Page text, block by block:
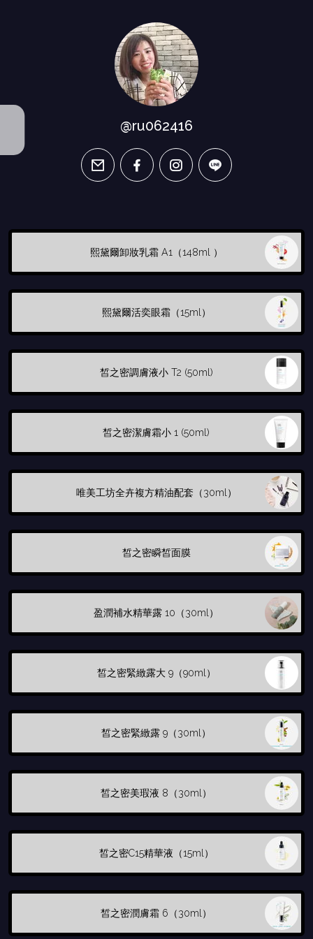
@ru062416
email facebookinstagramline
熙黛爾卸妝乳霜 A1（148ml ）
熙黛爾活奕眼霜（15ml）
皙之密調膚液小 T2 (50ml)
皙之密潔膚霜小 1 (50ml)
唯美工坊全卉複方精油配套（30ml）
皙之密瞬皙面膜
盈潤補水精華露 10（30ml）
皙之密緊緻露大 9（90ml）
皙之密緊緻露 9（30ml）
皙之密美瑕液 8（30ml）
皙之密C15精華液（15ml）
皙之密潤膚霜 6（30ml）